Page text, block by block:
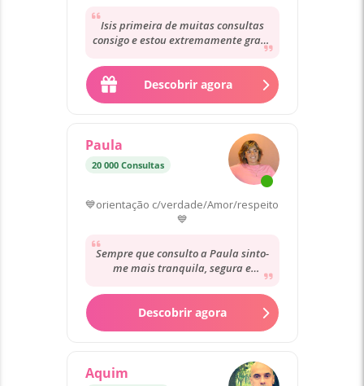
Isis primeira de muitas consultas
consigo e estou extremamente grata
sua parte...
Descobrir agora
Paula
20 000 Consultas
💙orientação c/verdade/Amor/respeito
💙
Sempre que consulto a Paula sinto-
me mais tranquila, segura e
assertiva, intuitiva...
Descobrir agora
Aquim